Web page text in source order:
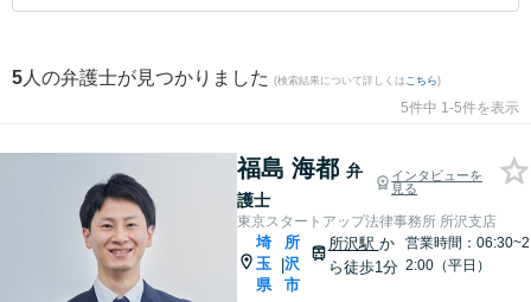
5 人の弁護士が見つかりました (検索結果について詳しくは こちら)
5件中 1-5件を表示
福島 海都 弁
護士
インタビューを
見る
東京スタートアップ法律事務所 所沢支店
埼
玉
県
|
所
沢
市
所沢駅 か
ら徒歩1分
営業時間：06:30~2
2:00（平日）